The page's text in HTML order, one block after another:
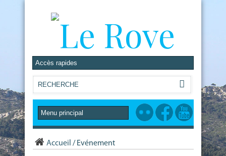
Accueil / Evénement